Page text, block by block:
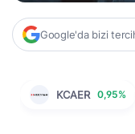
Google'da bizi
KCAER 0,95%